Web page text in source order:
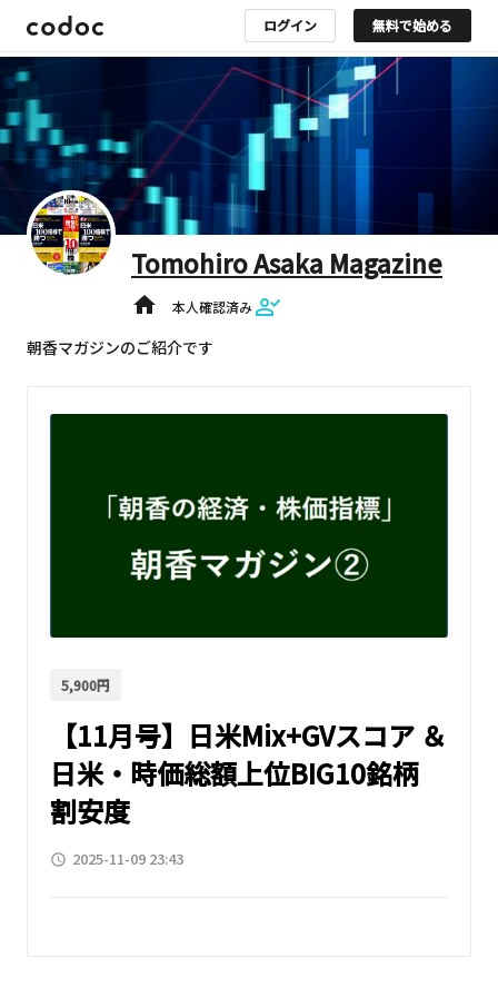
ログイン 無料で始める
Tomohiro Asaka Magazine
home 本人確認済み
朝香マガジンのご紹介です
5,900円
【11月号】日米Mix+GVスコア ＆
日米・時価総額上位BIG10銘柄
割安度
access_time 2025-11-09 23:43